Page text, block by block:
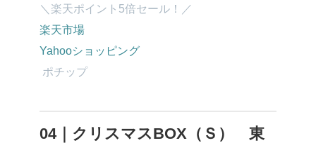
＼楽天ポイント5倍セール！／
楽天市場
Yahooショッピング
ポチップ
04｜クリスマスBOX（Ｓ） 東